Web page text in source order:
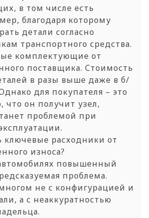
в том числе есть
благодаря которому
детали согласно
транспортного средства.
комплектующие от
поставщика. Стоимость
в разы выше даже в б/
для покупателя – это
что он получит узел,
проблемой при
ключевые расходники от
износа?
повышенный
проблема.
не с конфигурацией и
а с неаккуратностью